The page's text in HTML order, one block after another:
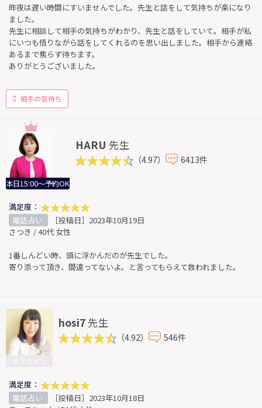
昨夜は遅い時間にすいませんでした。先生と話をして気持ちが楽になり
ました。
先生に相談して相手の気持ちがわかり、先生と話をしていて。相手が私
にいつも悟りながら話をしてくれるのを思い出しました。相手から連絡
あるまで焦らず待ちます。
ありがとうございました。
相手の気持ち
本日15:00～予約OK
HARU 先生
（4.97） 6413件
満足度：
電話占い
［投稿日］2023年10月19日
さつき / 40代 女性
1番しんどい時、頭に浮かんだのが先生でした。
寄り添って頂き、間違ってないよ。と言ってもらえて救われました。
hosi7 先生
（4.92） 546件
満足度：
電話占い
［投稿日］2023年10月18日